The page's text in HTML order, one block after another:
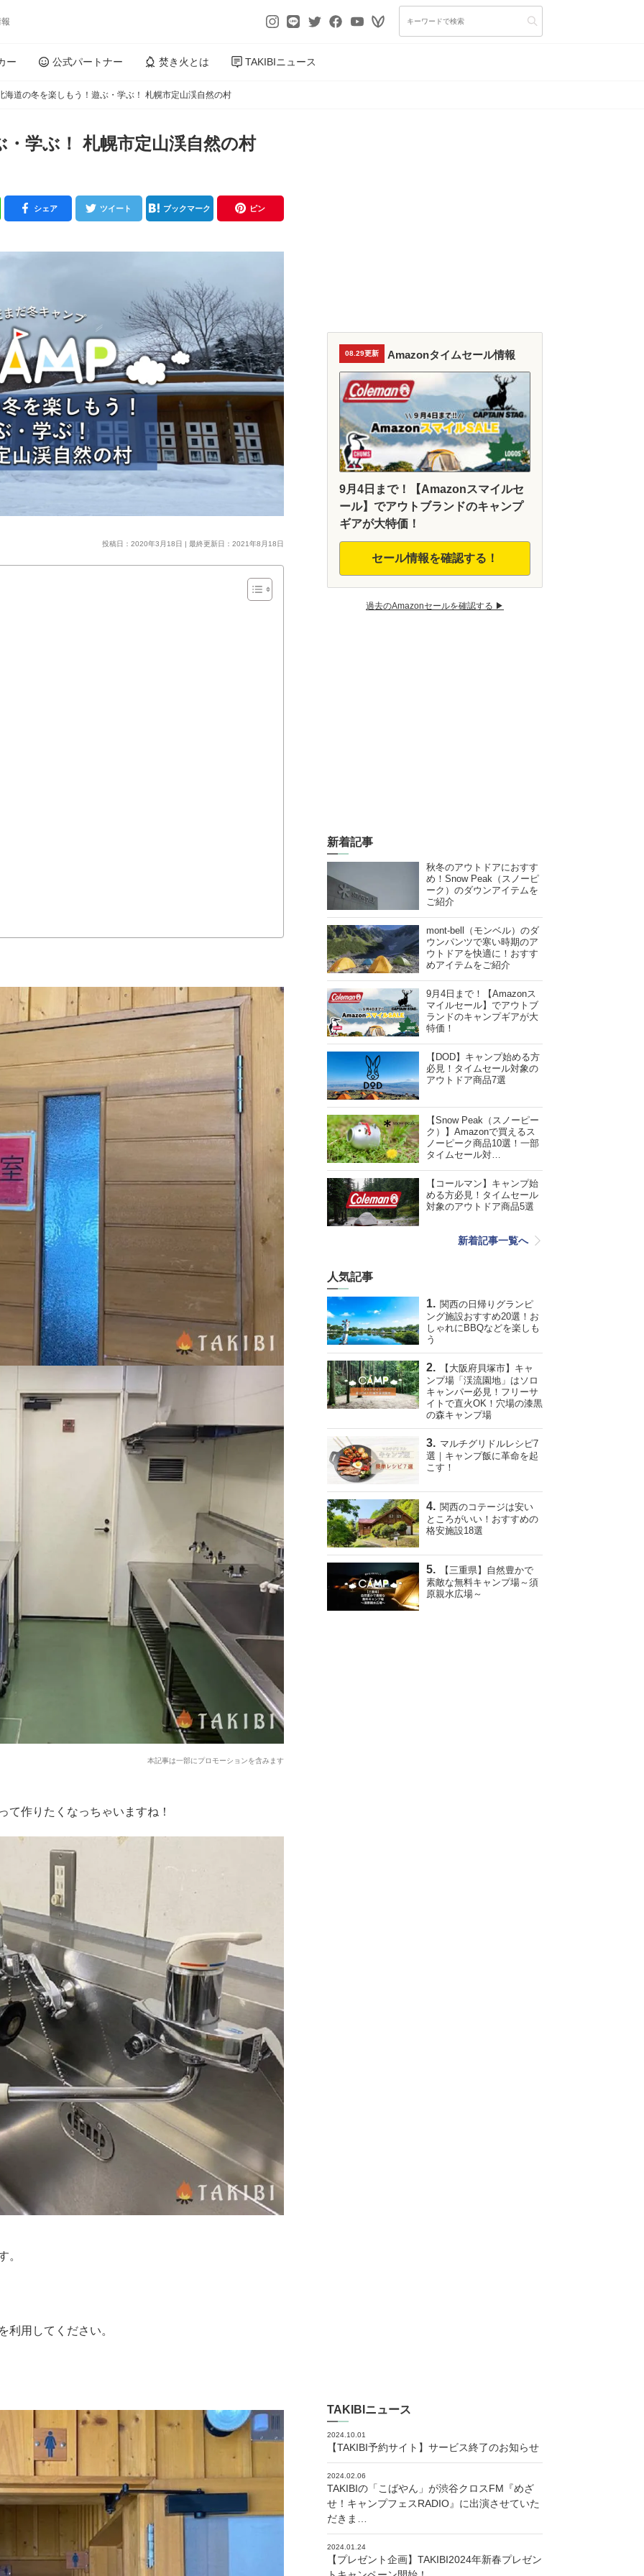
ー 公式パートナー 焚き火とは TAKIBIニュース
海道の冬を楽しもう！遊ぶ・学ぶ！ 札幌市定山渓自然の村
学ぶ！ 札幌市定山渓自然の村
シェア ツイート ブックマーク ピン
投稿日：2020年3月18日 | 最終更新日：2021年8月18日
本記事は一部にプロモーションを含みます
て作りたくなっちゃいますね！
。
利用してください。
08.29更新 Amazonタイムセール情報
9月4日まで！【Amazonスマイルセ
ール】でアウトブランドのキャンプ
ギアが大特価！
セール情報を確認する！
過去のAmazonセールを確認する ▶︎
新着記事
秋冬のアウトドアにおすす
め！Snow Peak（スノーピ
ーク）のダウンアイテムを
ご紹介
mont-bell（モンベル）のダ
ウンパンツで寒い時期のア
ウトドアを快適に！おすす
めアイテムをご紹介
9月4日まで！【Amazonス
マイルセール】でアウトブ
ランドのキャンプギアが大
特価！
【DOD】キャンプ始める方
必見！タイムセール対象の
アウトドア商品7選
【Snow Peak（スノーピー
ク）】Amazonで買えるス
ノーピーク商品10選！一部
タイムセール対…
【コールマン】キャンプ始
める方必見！タイムセール
対象のアウトドア商品5選
新着記事一覧へ
人気記事
関西の日帰りグランピ
ング施設おすすめ20選！お
しゃれにBBQなどを楽しも
う
【大阪府貝塚市】キャ
ンプ場「渓流園地」はソロ
キャンパー必見！フリーサ
イトで直火OK！穴場の漆黒
の森キャンプ場
マルチグリドルレシピ7
選｜キャンプ飯に革命を起
こす！
関西のコテージは安い
ところがいい！おすすめの
格安施設18選
【三重県】自然豊かで
素敵な無料キャンプ場～須
原親水広場～
TAKIBIニュース
2024.10.01
【TAKIBI予約サイト】サービス終了のお知らせ
2024.02.06
TAKIBIの「こばやん」が渋谷クロスFM『めざ
せ！キャンプフェスRADIO』に出演させていた
だきま…
2024.01.24
【プレゼント企画】TAKIBI2024年新春プレゼン